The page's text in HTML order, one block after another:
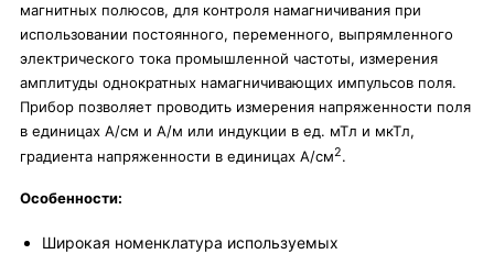
магнитных полюсов, для контроля намагничивания при
использовании постоянного, переменного, выпрямленного
электрического тока промышленной частоты, измерения
амплитуды однократных намагничивающих импульсов поля.
Прибор позволяет проводить измерения напряженности поля
в единицах А/см и А/м или индукции в ед. мТл и мкТл,
градиента напряженности в единицах А/см2.
Особенности:
Широкая номенклатура используемых